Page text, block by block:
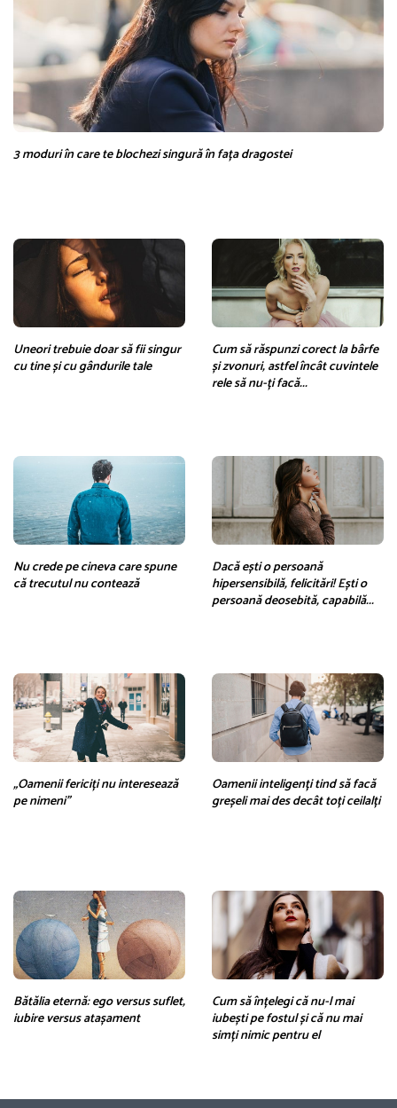
3 moduri în care te blochezi singură în fața dragostei
Uneori trebuie doar să fii singur
cu tine și cu gândurile tale
Cum să răspunzi corect la bârfe
și zvonuri, astfel încât cuvintele
rele să nu-ți facă...
Nu crede pe cineva care spune
că trecutul nu contează
Dacă ești o persoană
hipersensibilă, felicitări! Ești o
persoană deosebită, capabilă...
„Oamenii fericiți nu interesează
pe nimeni”
Oamenii inteligenți tind să facă
greșeli mai des decât toți ceilalți
Bătălia eternă: ego versus suflet,
iubire versus atașament
Cum să înțelegi că nu-l mai
iubești pe fostul și că nu mai
simți nimic pentru el